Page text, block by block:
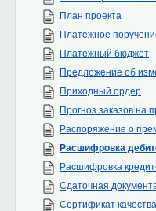
План проекта
Платежное поручение
Платежный бюджет
Предложение об
Приходный ордер
Прогноз заказов на
Распоряжение о
Расшифровка
Расшифровка
Сдаточная
Сертификат